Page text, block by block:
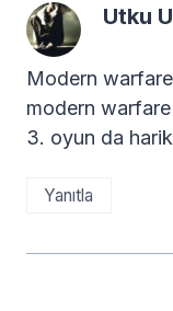
Utku
Modern
modern
3. oyun da
Yanıtla